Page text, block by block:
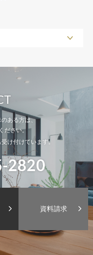
ある方は、
ださい。
け付けています。
2820
資料請求